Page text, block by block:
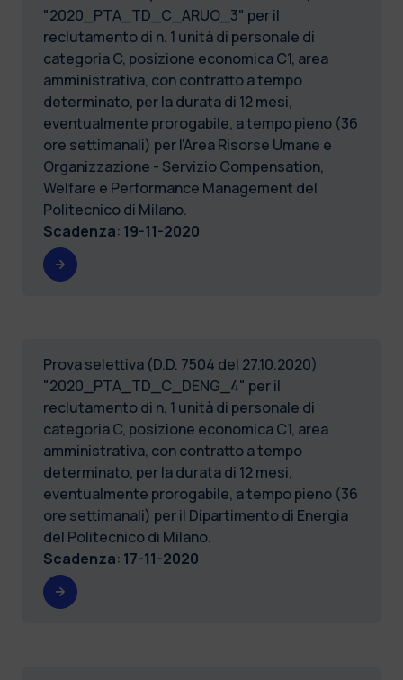
"2020_PTA_TD_C_ARUO_3" per il
reclutamento di n. 1 unità di personale di
categoria C, posizione economica C1, area
amministrativa, con contratto a tempo
determinato, per la durata di 12 mesi,
eventualmente prorogabile, a tempo pieno (36
ore settimanali) per l'Area Risorse Umane e
Organizzazione - Servizio Compensation,
Welfare e Performance Management del
Politecnico di Milano.
Scadenza: 19-11-2020
Prova selettiva (D.D. 7504 del 27.10.2020)
"2020_PTA_TD_C_DENG_4" per il
reclutamento di n. 1 unità di personale di
categoria C, posizione economica C1, area
amministrativa, con contratto a tempo
determinato, per la durata di 12 mesi,
eventualmente prorogabile, a tempo pieno (36
ore settimanali) per il Dipartimento di Energia
del Politecnico di Milano.
Scadenza: 17-11-2020